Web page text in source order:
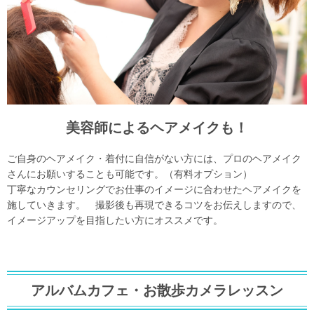
美容師によるヘアメイクも！
ご自身のヘアメイク・着付に自信がない方には、プロのヘアメイク
さんにお願いすることも可能です。（有料オプション）
丁寧なカウンセリングでお仕事のイメージに合わせたヘアメイクを
施していきます。 撮影後も再現できるコツをお伝えしますので、
イメージアップを目指したい方にオススメです。
アルバムカフェ・お散歩カメラレッスン